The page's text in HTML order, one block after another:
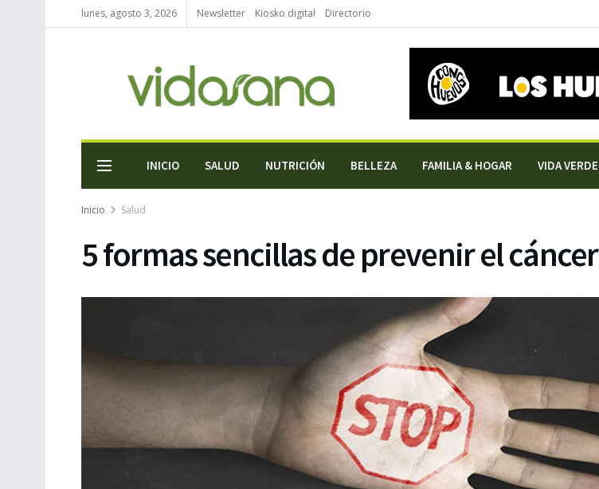
lunes, agosto 3, 2026 Newsletter Kiosko digital Directorio
INICIO SALUD NUTRICIÓN BELLEZA FAMILIA & HOGAR VIDA VERDE
Inicio Salud
5 formas sencillas de prevenir el cáncer